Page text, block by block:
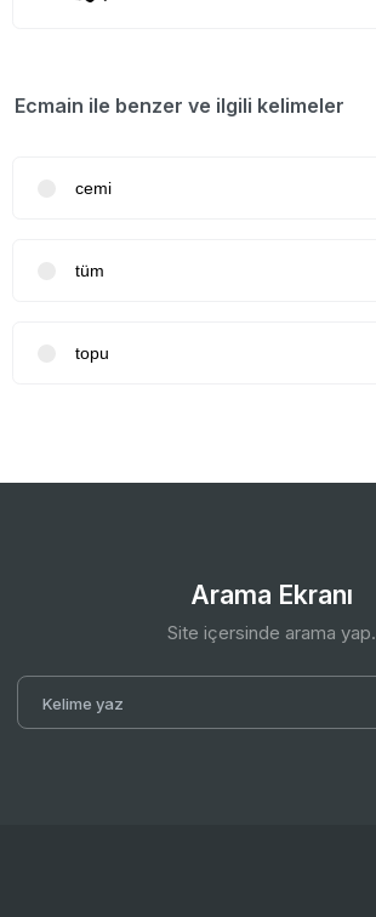
Ecmain ile benzer ve ilgili kelimeler
cemi
tüm
topu
Arama Ekranı
Site içersinde arama yap.